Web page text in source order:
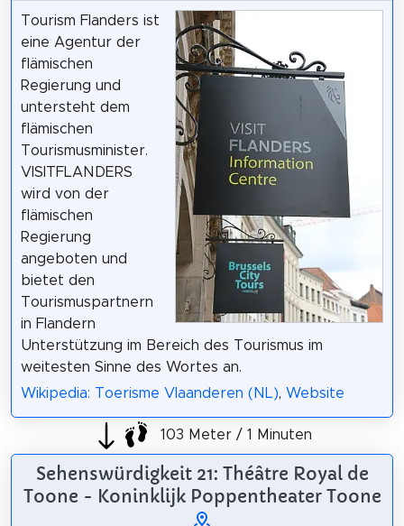
Tourism Flanders ist
eine Agentur der
flämischen
Regierung und
untersteht dem
flämischen
Tourismusminister.
VISITFLANDERS
wird von der
flämischen
Regierung
angeboten und
bietet den
Tourismuspartnern
in Flandern
Unterstützung im Bereich des Tourismus im
weitesten Sinne des Wortes an.
Wikipedia: Toerisme Vlaanderen (NL), Website
103 Meter / 1 Minuten
Sehenswürdigkeit 21: Théâtre Royal de
Toone - Koninklijk Poppentheater Toone